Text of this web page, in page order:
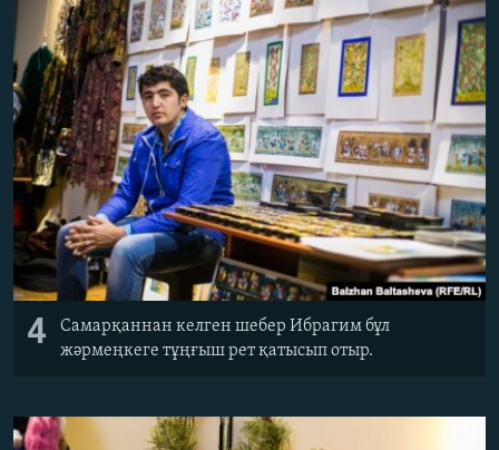
4
Самарқаннан келген шебер Ибрагим бұл
жәрмеңкеге тұңғыш рет қатысып отыр.